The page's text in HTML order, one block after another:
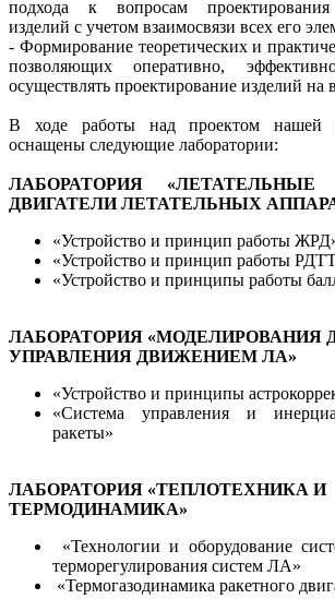
подхода к вопросам проектирования
изделий с учетом взаимосвязи всех его
- Формирование теоретических и
позволяющих оперативно,
осуществлять проектирование изделий на
В ходе работы над проектом нашей
оснащены следующие лаборатории:
ЛАБОРАТОРИЯ
ДВИГАТЕЛИ ЛЕТАТЕЛЬНЫХ
«Устройство и принцип работы
«Устройство и принцип работы
«Устройство и принципы работы
ЛАБОРАТОРИЯ «МОДЕЛИРОВАНИЯ
УПРАВЛЕНИЯ ДВИЖЕНИЕМ ЛА»
«Устройство и принципы
«Система управления и
ракеты»
ЛАБОРАТОРИЯ «ТЕПЛОТЕХНИКА И
ТЕРМОДИНАМИКА»
«Технологии и оборудование
терморегулирования систем ЛА»
«Термогазодинамика ракетного